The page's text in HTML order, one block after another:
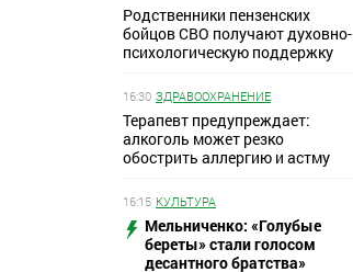
Родственники пензенских
бойцов СВО получают духовно-
психологическую поддержку
16:30 ЗДРАВООХРАНЕНИЕ
Терапевт предупреждает:
алкоголь может резко
обострить аллергию и астму
16:15 КУЛЬТУРА
Мельниченко: «Голубые
береты» стали голосом
десантного братства»